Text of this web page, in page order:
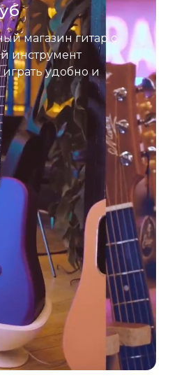
магазин гитар с
инструмент
удобно и